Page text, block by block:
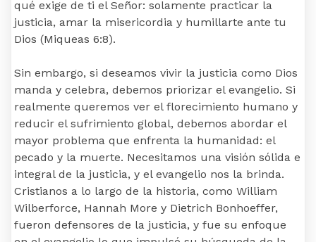
qué exige de ti el Señor: solamente practicar la
justicia, amar la misericordia y humillarte ante tu
Dios (Miqueas 6:8).
Sin embargo, si deseamos vivir la justicia como Dios
manda y celebra, debemos priorizar el evangelio. Si
realmente queremos ver el florecimiento humano y
reducir el sufrimiento global, debemos abordar el
mayor problema que enfrenta la humanidad: el
pecado y la muerte. Necesitamos una visión sólida e
integral de la justicia, y el evangelio nos la brinda.
Cristianos a lo largo de la historia, como William
Wilberforce, Hannah More y Dietrich Bonhoeffer,
fueron defensores de la justicia, y fue su enfoque